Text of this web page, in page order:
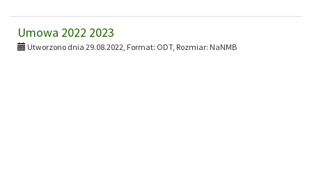
marzeń....
Umowa 2022 2023
Utworzono dnia 29.08.2022, Format: ODT, Rozmiar: NaNMB